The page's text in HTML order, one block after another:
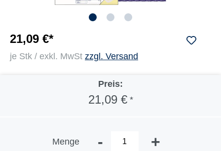
21,09 €*
je Stk / exkl. MwSt zzgl. Versand
Preis:
21,09 €*
Menge - +